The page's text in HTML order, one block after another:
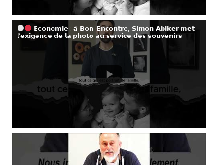
𝗘𝗰𝗼𝗻𝗼𝗺𝗶𝗲 : 𝗮̀ 𝗕𝗼𝗻-𝗘𝗻𝗰𝗼𝗻𝘁𝗿𝗲, 𝗦𝗶𝗺𝗼𝗻 𝗔𝗯𝗶𝗸𝗲𝗿 𝗺𝗲𝘁
𝗹’𝗲𝘅𝗶𝗴𝗲𝗻𝗰𝗲 𝗱𝗲 𝗹𝗮 𝗽𝗵𝗼𝘁𝗼 𝗮𝘂 𝘀𝗲𝗿𝘃𝗶𝗰𝗲 𝗱𝗲𝘀 𝘀𝗼𝘂𝘃𝗲𝗻𝗶𝗿𝘀